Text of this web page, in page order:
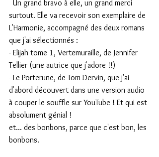
surtout. Elle va recevoir son exemplaire de
L'Harmonie, accompagné des deux romans
que j'ai sélectionnés :
- Elijah tome 1, Vertemuraille, de Jennifer
Tellier (une autrice que j'adore !!)
- Le Porterune, de Tom Dervin, que j'ai
d'abord découvert dans une version audio
à couper le souffle sur YouTube ! Et qui est
absolument génial !
et... des bonbons, parce que c'est bon, les
bonbons.